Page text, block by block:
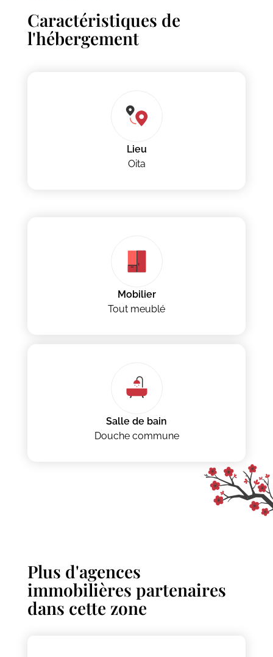
Caractéristiques de
l'hébergement
Lieu
Oita
Mobilier
Tout meublé
Salle de bain
Douche commune
Plus d'agences
immobilières partenaires
dans cette zone